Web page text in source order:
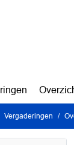
Vergaderingen